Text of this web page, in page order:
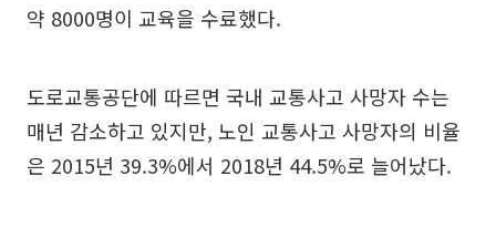
약 8000명이 교육을 수료했다.
도로교통공단에 따르면 국내 교통사고 사망자 수는
매년 감소하고 있지만, 노인 교통사고 사망자의 비율
은 2015년 39.3%에서 2018년 44.5%로 늘어났다.